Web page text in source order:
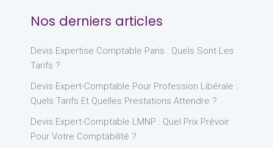
Nos derniers articles
Devis Expertise Comptable Paris : Quels Sont Les
Tarifs ?
Devis Expert-Comptable Pour Profession Libérale :
Quels Tarifs Et Quelles Prestations Attendre ?
Devis Expert-Comptable LMNP : Quel Prix Prévoir
Pour Votre Comptabilité ?